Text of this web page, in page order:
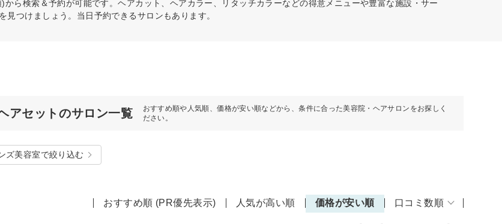
から検索＆予約が可能です。ヘアカット、ヘアカラー、リタッチカラーなどの得意メニューや豊富な施設・サー
見つけましょう。当日予約できるサロンもあります。
アセットのサロン一覧
おすすめ順や人気順、価格が安い順などから、条件に合った美容院・ヘアサロンをお探しく
ださい。
ズ美容室で絞り込む
おすすめ順 (PR優先表示) 人気が高い順 価格が安い順 口コミ数順